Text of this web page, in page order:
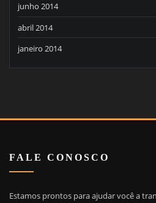
junho 2014
abril 2014
janeiro 2014
FALE CONOSCO
Estamos prontos para ajudar você a